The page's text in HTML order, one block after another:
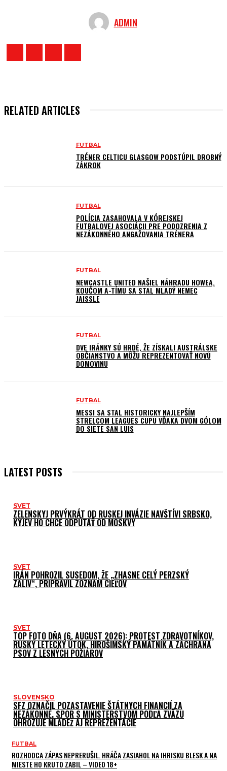
ADMIN
RELATED ARTICLES
FUTBAL
TRÉNER CELTICU GLASGOW PODSTÚPIL DROBNÝ
ZÁKROK
FUTBAL
POLÍCIA ZASAHOVALA V KÓREJSKEJ
FUTBALOVEJ ASOCIÁCII PRE PODOZRENIA Z
NEZÁKONNÉHO ANGAŽOVANIA TRÉNERA
FUTBAL
NEWCASTLE UNITED NAŠIEL NÁHRADU HOWEA,
KOUČOM A-TÍMU SA STAL MLADÝ NEMEC
JAISSLE
FUTBAL
DVE IRÁNKY SÚ HRDÉ, ŽE ZÍSKALI AUSTRÁLSKE
OBČIANSTVO A MÔŽU REPREZENTOVAŤ NOVÚ
DOMOVINU
FUTBAL
MESSI SA STAL HISTORICKY NAJLEPŠÍM
STRELCOM LEAGUES CUPU VĎAKA DVOM GÓLOM
DO SIETE SAN LUIS
LATEST POSTS
SVET
ZELENSKYJ PRVÝKRÁT OD RUSKEJ INVÁZIE NAVŠTÍVI SRBSKO,
KYJEV HO CHCE ODPÚTAŤ OD MOSKVY
SVET
IRÁN POHROZIL SUSEDOM, ŽE „ZHASNE CELÝ PERZSKÝ
ZÁLIV“, PRIPRAVIL ZOZNAM CIEĽOV
SVET
TOP FOTO DŇA (6. AUGUST 2026): PROTEST ZDRAVOTNÍKOV,
RUSKÝ LETECKÝ ÚTOK, HIROŠIMSKÝ PAMÄTNÍK A ZÁCHRANA
PSOV Z LESNÝCH POŽIAROV
SLOVENSKO
SFZ OZNAČIL POZASTAVENIE ŠTÁTNYCH FINANCIÍ ZA
NEZÁKONNÉ. SPOR S MINISTERSTVOM PODĽA ZVÄZU
OHROZUJE MLÁDEŽ AJ REPREZENTÁCIE
FUTBAL
ROZHODCA ZÁPAS NEPRERUŠIL. HRÁČA ZASIAHOL NA IHRISKU BLESK A NA
MIESTE HO KRUTO ZABIL – VIDEO 18+